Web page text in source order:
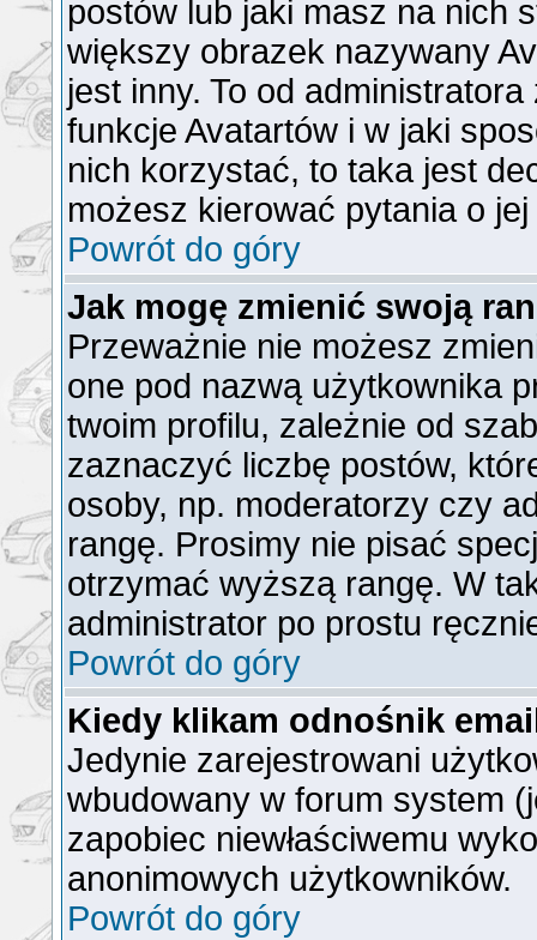
postów lub jaki masz na nich
większy obrazek nazywany
jest inny. To od
funkcje Avatartów i w jaki
nich korzystać, to taka jest
możesz kierować pytania o
Powrót do góry
Jak mogę zmienić swoją
Przeważnie nie możesz
one pod nazwą użytkownika
twoim profilu, zależnie od
zaznaczyć liczbę postów,
osoby, np. moderatorzy czy
rangę. Prosimy nie pisać
otrzymać wyższą rangę. W
administrator po prostu
Powrót do góry
Kiedy klikam odnośnik
Jedynie zarejestrowani
wbudowany w forum system
zapobiec niewłaściwemu
anonimowych użytkowników.
Powrót do góry